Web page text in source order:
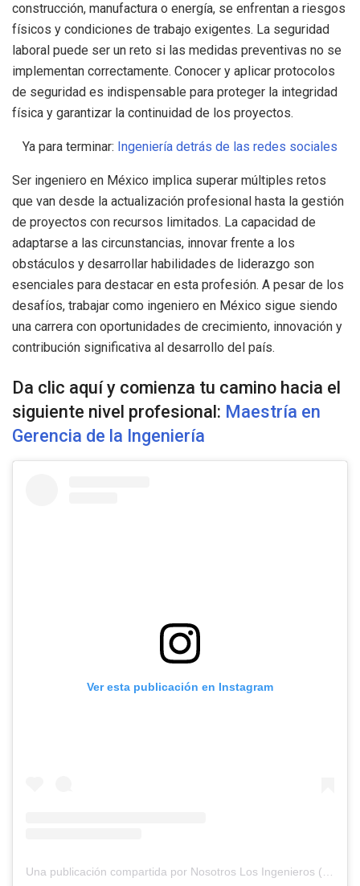
construcción, manufactura o energía, se enfrentan a riesgos
físicos y condiciones de trabajo exigentes. La seguridad
laboral puede ser un reto si las medidas preventivas no se
implementan correctamente. Conocer y aplicar protocolos
de seguridad es indispensable para proteger la integridad
física y garantizar la continuidad de los proyectos.
Ya para terminar: Ingeniería detrás de las redes sociales
Ser ingeniero en México implica superar múltiples retos
que van desde la actualización profesional hasta la gestión
de proyectos con recursos limitados. La capacidad de
adaptarse a las circunstancias, innovar frente a los
obstáculos y desarrollar habilidades de liderazgo son
esenciales para destacar en esta profesión. A pesar de los
desafíos, trabajar como ingeniero en México sigue siendo
una carrera con oportunidades de crecimiento, innovación y
contribución significativa al desarrollo del país.
Da clic aquí y comienza tu camino hacia el
siguiente nivel profesional: Maestría en
Gerencia de la Ingeniería
Ver esta publicación en Instagram